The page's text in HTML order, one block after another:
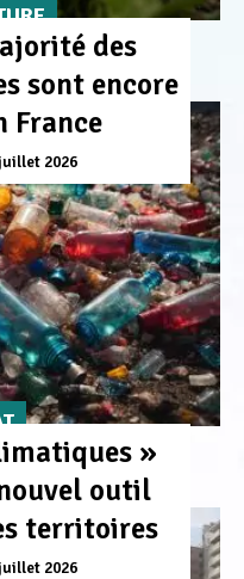
des
sont encore
France
2026
»
outil
territoires
2026